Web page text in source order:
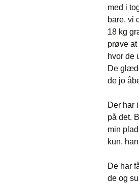
med i
bare, vi
18 kg
prøve
hvor de
De
de jo
Der har
på det.
min
kun,
De har
de og